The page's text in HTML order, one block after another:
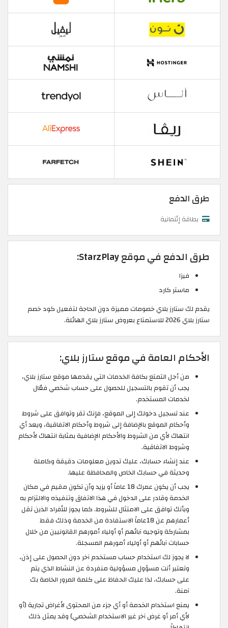
طرق الدفع
بطاقة إئتمانية
طرق الدفع في موقع StarzPlay:
فيزا
ماستر كارد
يقدم لك ستارز بلاي خصومات مميزة دون الحاجة لتفعيل كود خصم
ستارز بلاي 2026 للاستمتاع بعروض ستارز بلاي الهائلة.
الأحكام العامة في موقع ستارز بلاي:
من أجل التمتع بكافة الخدمات التي يقدمها موقع ستارز بلاي،
يجب أن تقوم بالتسجيل للحصول على حساب شخصي فعّال
لخدمات المستخدم.
عند تسجيل دخولك إلى الموقع، فإنك تقر وتوافق على شروط
وأحكام الموقع بالإضافة إلى شروط وأحكام الاتفاقية، ويعد أي
انتهاك لأي من الشروط والأحكام الإضافية بمثابة انتهاك لأحكام
وشروط الاتفاقية.
عند إنشاء حسابك، عليك تدوين معلومات دقيقة وكاملة
وحديثة في حسابك الخاص والمحافظة عليها.
يجب أن يكون عمرك 18 عاماً أو يزيد وأن تكون مقيم في مكان
الخدمة وقادر على الدخول في هذا الاتفاق وتنفيذه والالتزام به
وبأنك توافق على الامتثال للشروط. كما يجوز للأفراد الذين تقل
أعمارهم عن 18عاماً الاستفادة من الخدمة وذلك فقط
بمشاركة وتوجيه آبائهم أو أولياء أمورهم القانونيين من خلال
حسابات آبائهم أو أولياء أمورهم المسجلة.
لا يجوز لك استخدام حساب مستخدم آخر دون الحصول على إذن،
وتعتبر أنت مسؤول مسؤولية منفردة عن النشاط الذي يتم
على حسابك، لذا عليك الحفاظ على كلمة المرور الخاصة بك
آمنة.
يمنع استخدام الخدمة أو أي جزء من المحتوى لأغراض تجارية (أو
لأي أمر أو غرض آخر غير الاستخدام الشخصي) وقد يمثل ذلك